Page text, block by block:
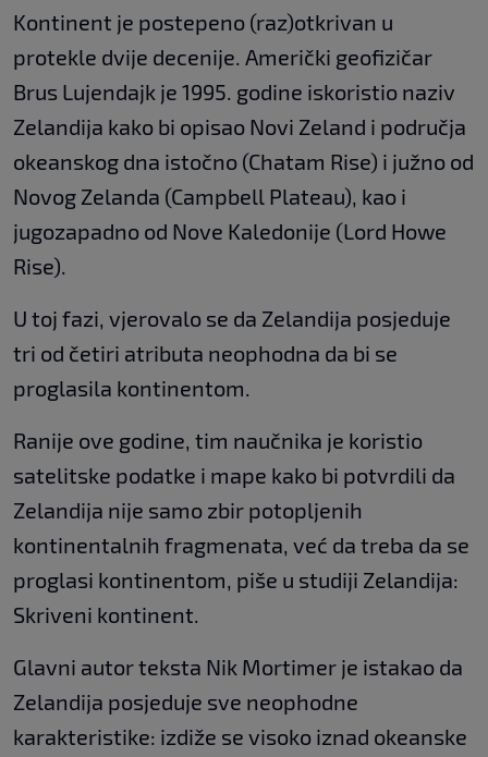
Kontinent je postepeno (raz)otkrivan u
protekle dvije decenije. Američki geofizičar
Brus Lujendajk je 1995. godine iskoristio naziv
Zelandija kako bi opisao Novi Zeland i područja
okeanskog dna istočno (Chatam Rise) i južno od
Novog Zelanda (Campbell Plateau), kao i
jugozapadno od Nove Kaledonije (Lord Howe
Rise).
U toj fazi, vjerovalo se da Zelandija posjeduje
tri od četiri atributa neophodna da bi se
proglasila kontinentom.
Ranije ove godine, tim naučnika je koristio
satelitske podatke i mape kako bi potvrdili da
Zelandija nije samo zbir potopljenih
kontinentalnih fragmenata, već da treba da se
proglasi kontinentom, piše u studiji Zelandija:
Skriveni kontinent.
Glavni autor teksta Nik Mortimer je istakao da
Zelandija posjeduje sve neophodne
karakteristike: izdiže se visoko iznad okeanske